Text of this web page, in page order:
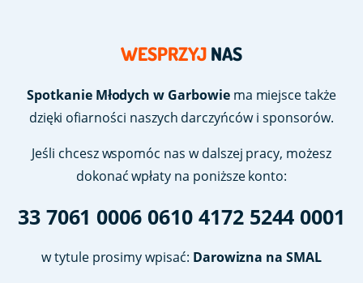
WESPRZYJNAS
Spotkanie Młodych w Garbowiema miejsce także
dzięki ofiarności naszych darczyńców i sponsorów.
Jeśli chcesz wspomóc nas w dalszej pracy, możesz
dokonać wpłaty na poniższe konto:
33 7061 0006 0610 4172 5244 0001
w tytule prosimy wpisać: Darowizna na SMAL